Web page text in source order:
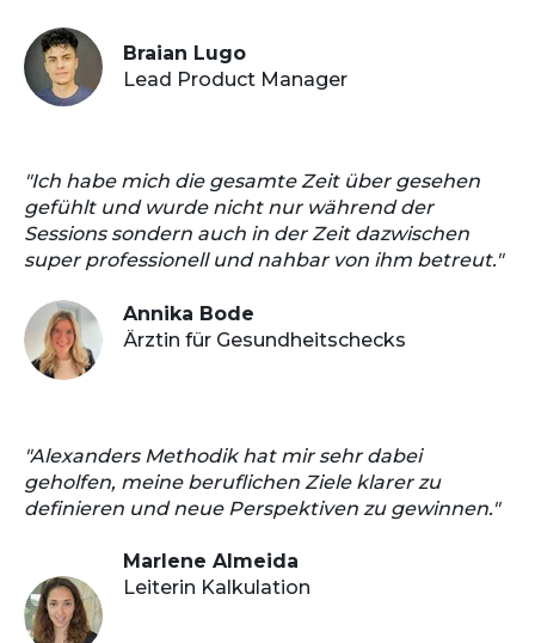
Braian Lugo
Lead Product Manager
"Ich habe mich die gesamte Zeit über gesehen
gefühlt und wurde nicht nur während der
Sessions sondern auch in der Zeit dazwischen
super professionell und nahbar von ihm betreut."
Annika Bode
Ärztin für Gesundheitschecks
"Alexanders Methodik hat mir sehr dabei
geholfen, meine beruflichen Ziele klarer zu
definieren und neue Perspektiven zu gewinnen."
Marlene Almeida
Leiterin Kalkulation